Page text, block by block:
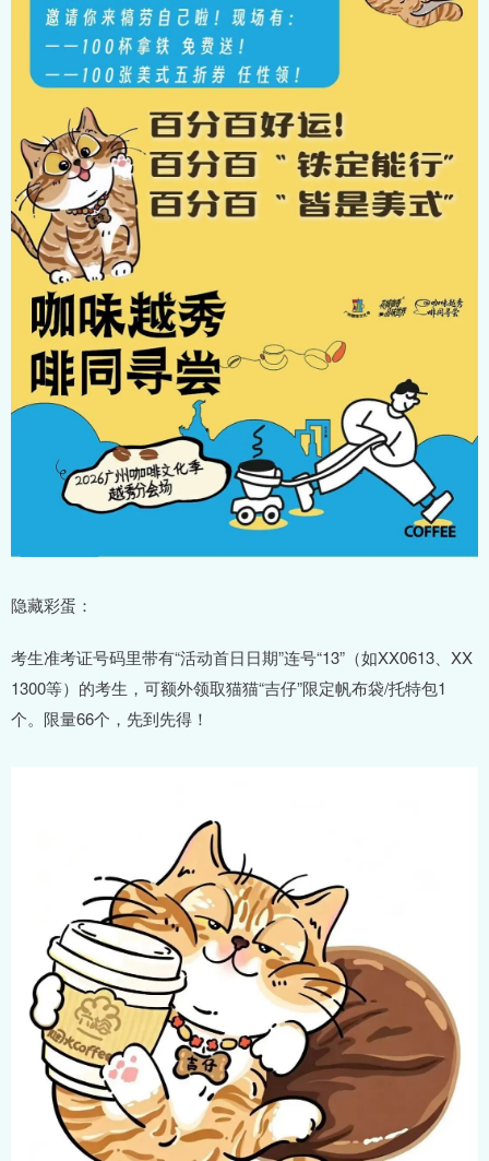
隐藏彩蛋：
考生准考证号码里带有“活动首日日期”连号“13”（如XX0613、XX
1300等）的考生，可额外领取猫猫“吉仔”限定帆布袋/托特包1
个。限量66个，先到先得！